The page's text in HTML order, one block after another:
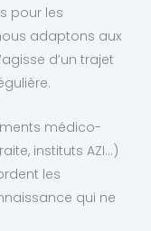
pour les
adaptons aux
d’un trajet
médico-
instituts AZI…)
les
qui ne